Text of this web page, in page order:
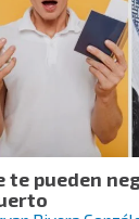
te pueden